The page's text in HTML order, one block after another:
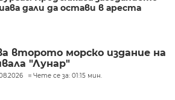
дали да остави в ареста
второто морско издание на
"Лунар"
Чете се за: 01:15 мин.